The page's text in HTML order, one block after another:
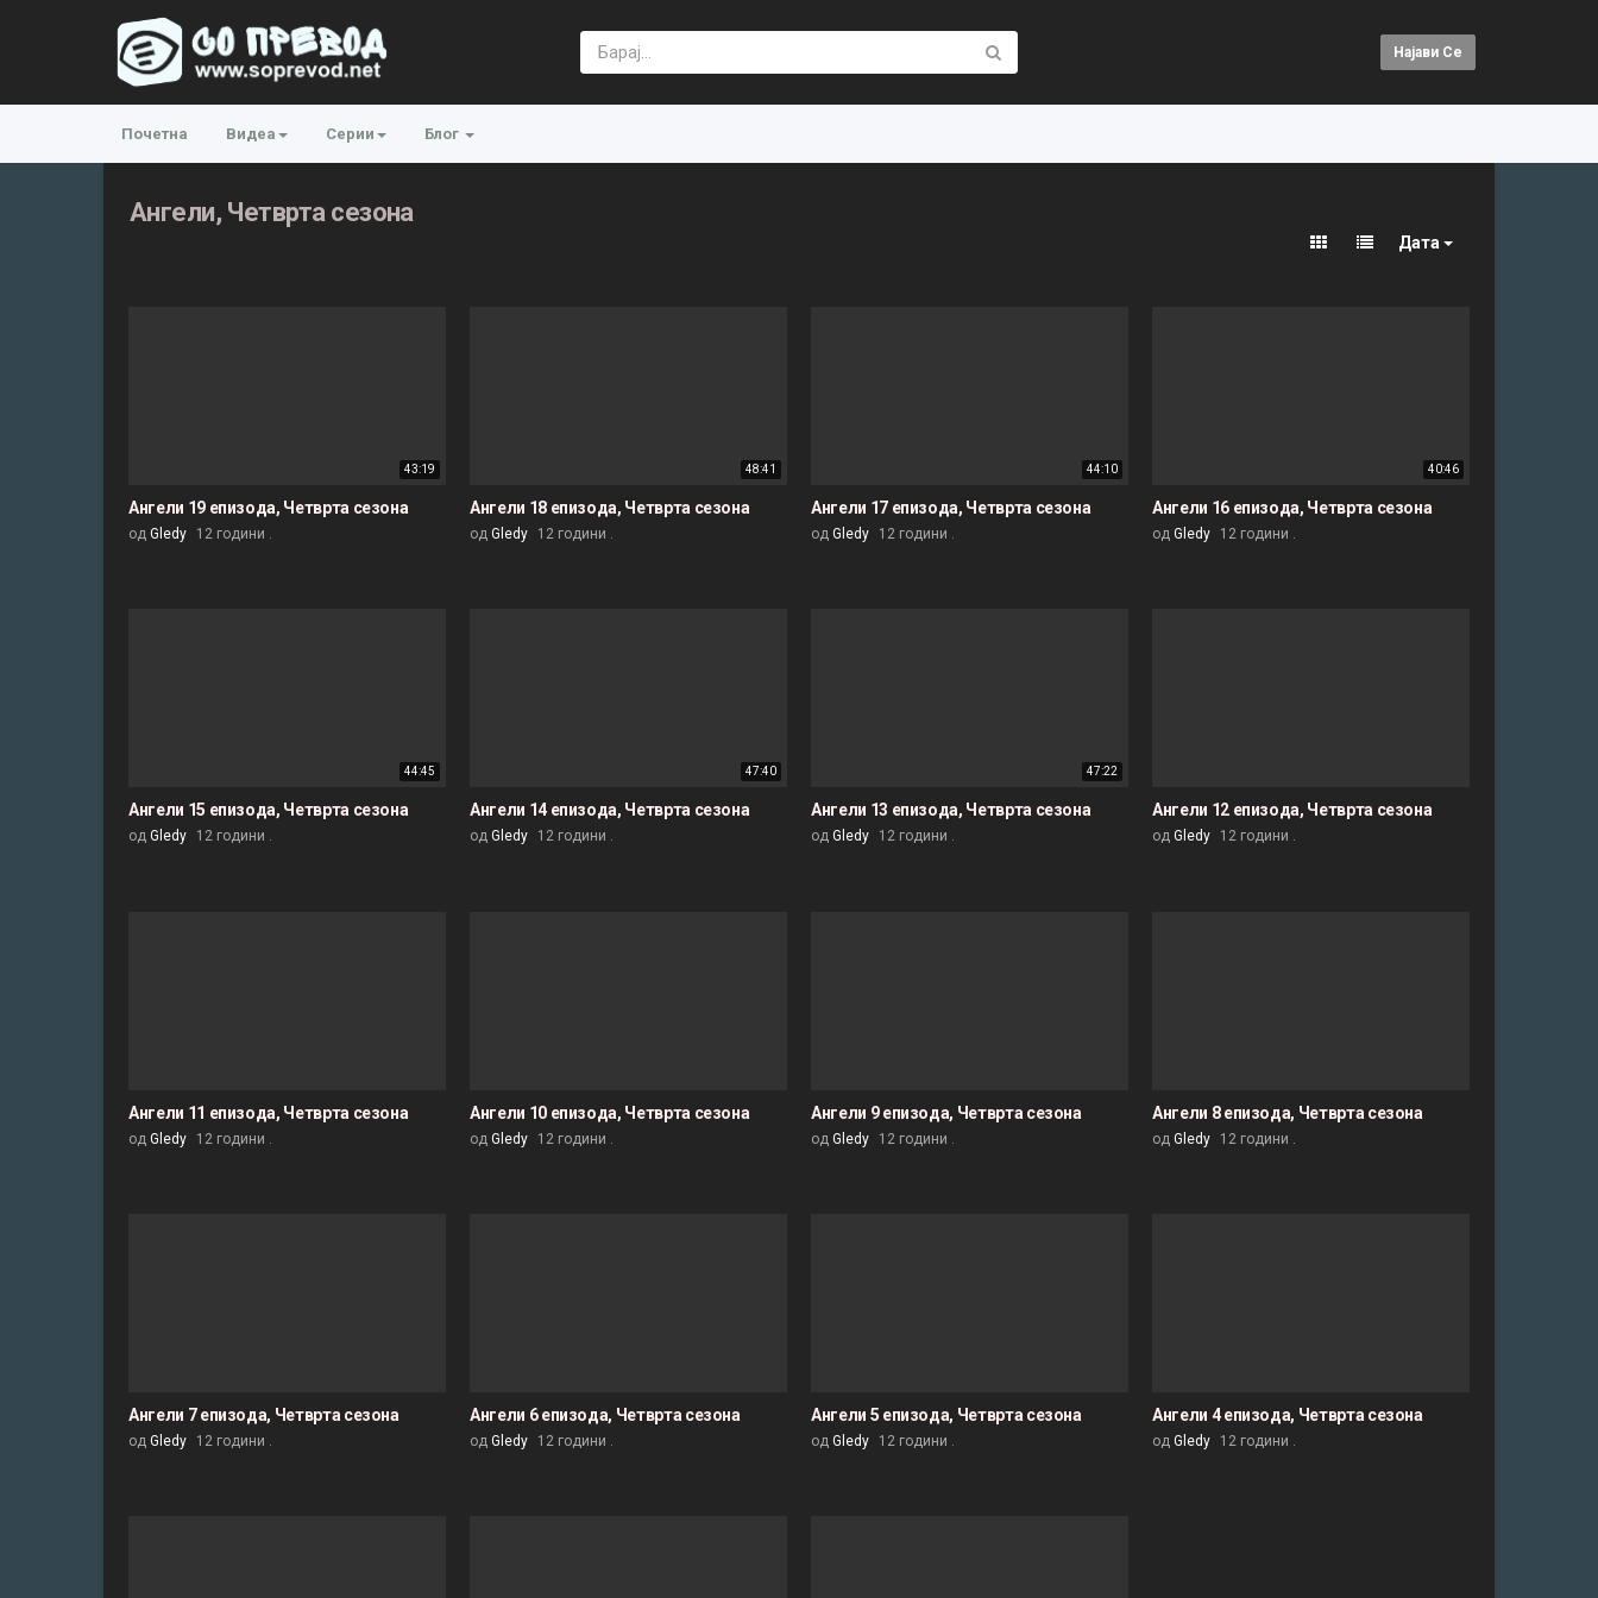
Најави Се
Почетна Видеа Серии Блог
Ангели, Четврта сезона
Дата
43:19
Ангели 19 епизода, Четврта сезона
од Gledy 12 години .
48:41
Ангели 18 епизода, Четврта сезона
од Gledy 12 години .
44:10
Ангели 17 епизода, Четврта сезона
од Gledy 12 години .
40:46
Ангели 16 епизода, Четврта сезона
од Gledy 12 години .
44:45
Ангели 15 епизода, Четврта сезона
од Gledy 12 години .
47:40
Ангели 14 епизода, Четврта сезона
од Gledy 12 години .
47:22
Ангели 13 епизода, Четврта сезона
од Gledy 12 години .
Ангели 12 епизода, Четврта сезона
од Gledy 12 години .
Ангели 11 епизода, Четврта сезона
од Gledy 12 години .
Ангели 10 епизода, Четврта сезона
од Gledy 12 години .
Ангели 9 епизода, Четврта сезона
од Gledy 12 години .
Ангели 8 епизода, Четврта сезона
од Gledy 12 години .
Ангели 7 епизода, Четврта сезона
од Gledy 12 години .
Ангели 6 епизода, Четврта сезона
од Gledy 12 години .
Ангели 5 епизода, Четврта сезона
од Gledy 12 години .
Ангели 4 епизода, Четврта сезона
од Gledy 12 години .